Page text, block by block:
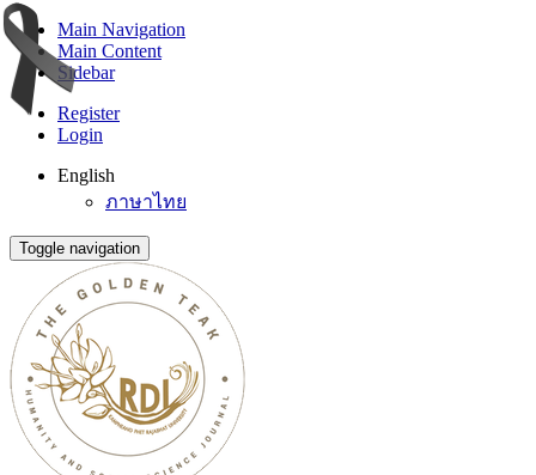
Main Navigation
Main Content
Sidebar
Register
Login
English
ภาษาไทย
Toggle navigation